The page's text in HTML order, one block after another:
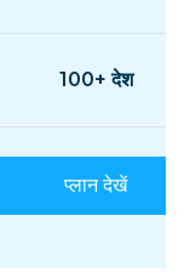
100+ देश
प्लान देखें